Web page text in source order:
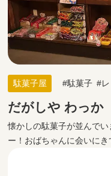
駄菓子屋 駄菓子 レ
だがしや わっか
懐かしの駄菓子が並んで
ー！おばちゃんに会いにき